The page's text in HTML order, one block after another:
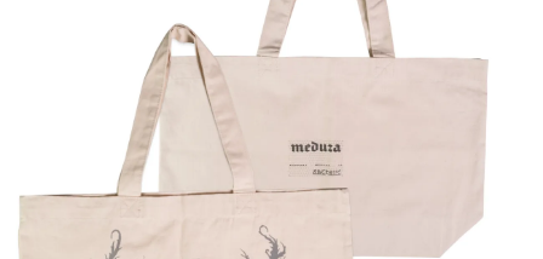
который вы собирались купить, закончился; если
вы мечтаете делать вещи вместе с нами — напишите нам:
shop@meduza.io.
Каждая ваша покупка
помогает «Медузе» выжить.
Приходите чаще! «Магаз» постоянно обновляется.